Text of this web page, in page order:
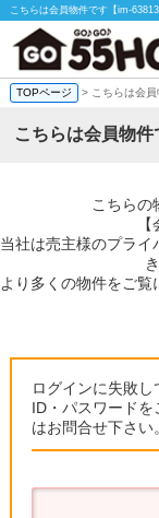
TOPページ > こちらは会員
こちらは会員物件
こちらの
当社は売主様のプラ
より多くの物件をご
ログインに失敗
ID・パスワード
はお問合せ下さい。